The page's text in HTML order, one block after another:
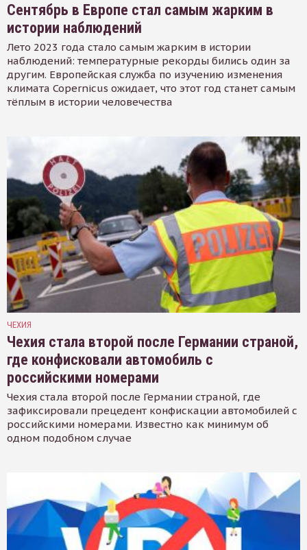
Сентябрь в Европе стал самым жарким в
истории наблюдений
Лето 2023 года стало самым жарким в истории
наблюдений: температурные рекорды бились один за
другим. Европейская служба по изучению изменения
климата Copernicus ожидает, что этот год станет самым
тёплым в истории человечества
ЧЕХИЯ
Чехия стала второй после Германии страной,
где конфисковали автомобиль с
российскими номерами
Чехия стала второй после Германии страной, где
зафиксировали прецедент конфискации автомобилей с
российскими номерами. Известно как минимум об
одном подобном случае